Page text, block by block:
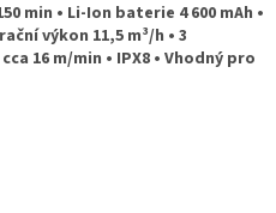
min • Li-Ion baterie 4 600 mAh •
výkon 11,5 m³/h • 3
16 m/min • IPX8 • Vhodný pro